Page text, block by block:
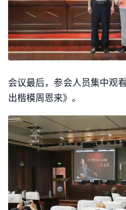
会议最后，参会人员集中观
出楷模周恩来》。